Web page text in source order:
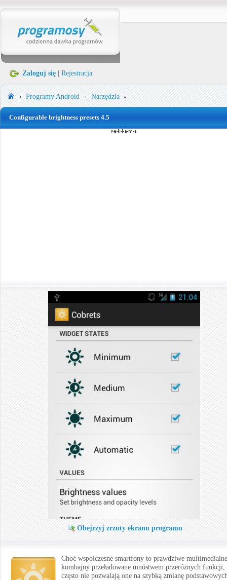
Zaloguj się Rejestracja
ProgramyAndroid Narzędzia
Configurable brightness presets 4.5
Obejrzyj zrzuty ekranu programu
Choć współczesne smartfony to prawdziwe multimedialne
kombajny przeładowane mnóstwem przeróżnych funkcji,
często nie pozwalają one na szybką zmianę